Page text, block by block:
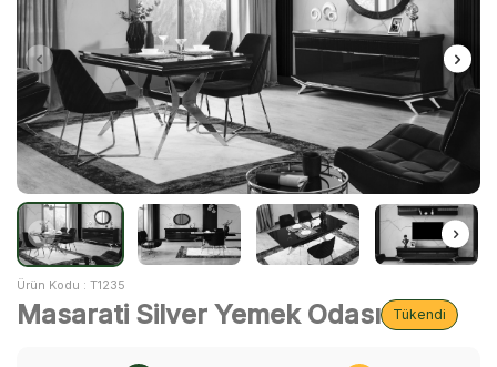
Ürün Kodu : T1235
Masarati Silver Yemek Odası Tükendi